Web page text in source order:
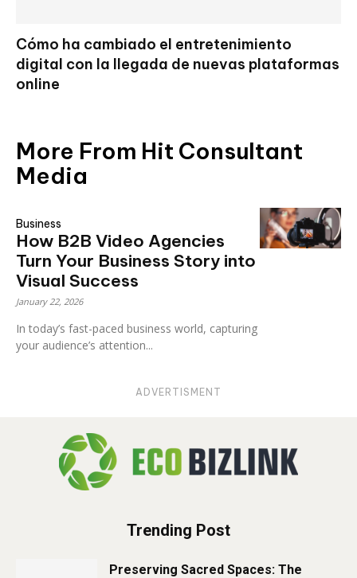
Cómo ha cambiado el entretenimiento
digital con la llegada de nuevas plataformas
online
More From Hit Consultant
Media
Business
How B2B Video Agencies
Turn Your Business Story into
Visual Success
January 22, 2026
In today’s fast-paced business world, capturing
your audience’s attention...
ADVERTISMENT
Trending Post
Preserving Sacred Spaces: The